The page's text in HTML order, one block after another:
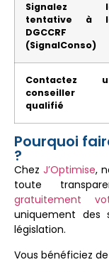
Signalez
tentative à
DGCCRF
(SignalConso)
Contactez
conseiller
qualifié
Pourquoi
?
Chez J’Optimise,
toute
gratuitement
uniquement des
législation.
Vous bénéficiez de